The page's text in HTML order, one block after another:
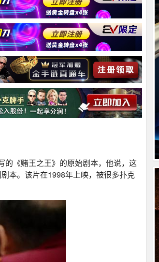
《赌王之王》的原始剧本，他说，这
本。该片在1998年上映，被很多扑克